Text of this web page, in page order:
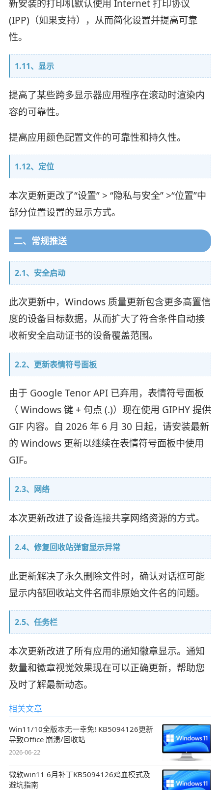
新安装的打印机默认使用 Internet 打印协议
(IPP)（如果支持），从而简化设置并提高可靠
性。
1.11、显示
提高了某些跨多显示器应用程序在滚动时渲染内
容的可靠性。
提高应用颜色配置文件的可靠性和持久性。
1.12、定位
本次更新更改了“设置” > “隐私与安全” >“位置”中
部分位置设置的显示方式。
二、常规推送
2.1、安全启动
此次更新中，Windows 质量更新包含更多高置信
度的设备目标数据，从而扩大了符合条件自动接
收新安全启动证书的设备覆盖范围。
2.2、更新表情符号面板
由于 Google Tenor API 已弃用，表情符号面板
（ Windows 键 + 句点 (.)）现在使用 GIPHY 提供
GIF 内容。自 2026 年 6 月 30 日起，请安装最新
的 Windows 更新以继续在表情符号面板中使用
GIF。
2.3、网络
本次更新改进了设备连接共享网络资源的方式。
2.4、修复回收站弹窗显示异常
此更新解决了永久删除文件时，确认对话框可能
显示内部回收站文件名而非原始文件名的问题。
2.5、任务栏
本次更新改进了所有应用的通知徽章显示。通知
数量和徽章视觉效果现在可以正确更新，帮助您
及时了解最新动态。
相关文章
Win11/10全版本无一幸免! KB5094126更新
导致Office 崩溃/回收站
2026-06-22
微软win11 6月补丁KB5094126鸡血模式及
避坑指南